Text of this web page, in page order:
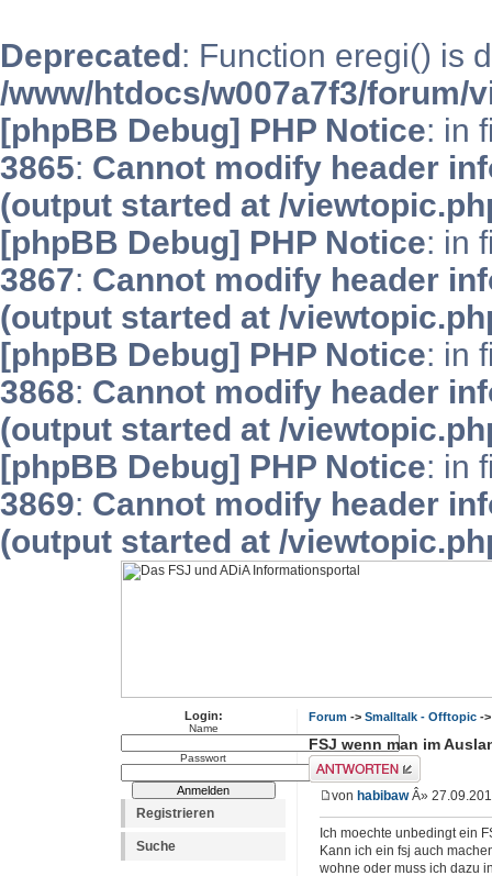
Deprecated: Function eregi() is
/www/htdocs/w007a7f3/forum/
[phpBB Debug] PHP Notice: in
3865: Cannot modify header
(output started at /
[phpBB Debug] PHP Notice: in
3867: Cannot modify header
(output started at /
[phpBB Debug] PHP Notice: in
3868: Cannot modify header
(output started at /
[phpBB Debug] PHP Notice: in
3869: Cannot modify header
(output started at /
Login:
Name
Passwort
Registrieren
Suche
Forum -> Smalltalk - Offtopic -
FSJ wenn man im
Antwort erstellen
von habibawÂ»
Ich moechte unbedingt ein
Kann ich ein fsj auch
wohne oder muss ich dazu